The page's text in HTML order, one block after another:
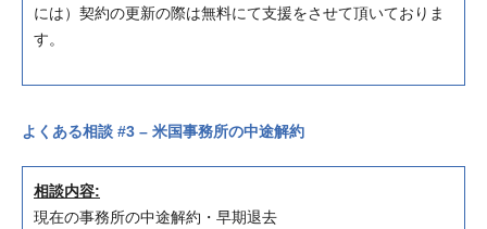
には）契約の更新の際は無料にて支援をさせて頂いておりま
す。
よくある相談 #3 – 米国事務所の中途解約
相談内容:
現在の事務所の中途解約・早期退去